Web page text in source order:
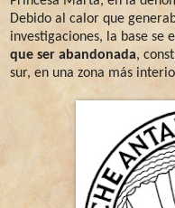
Debido al calor que
investigaciones, la base se
que ser abandonada,
sur, en una zona más